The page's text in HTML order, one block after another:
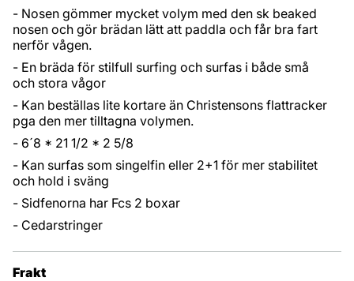
- Nosen gömmer mycket volym med den sk beaked
nosen och gör brädan lätt att paddla och får bra fart
nerför vågen.
- En bräda för stilfull surfing och surfas i både små
och stora vågor
- Kan beställas lite kortare än Christensons flattracker
pga den mer tilltagna volymen.
- 6´8 * 21 1/2 * 2 5/8
- Kan surfas som singelfin eller 2+1 för mer stabilitet
och hold i sväng
- Sidfenorna har Fcs 2 boxar
- Cedarstringer
Frakt